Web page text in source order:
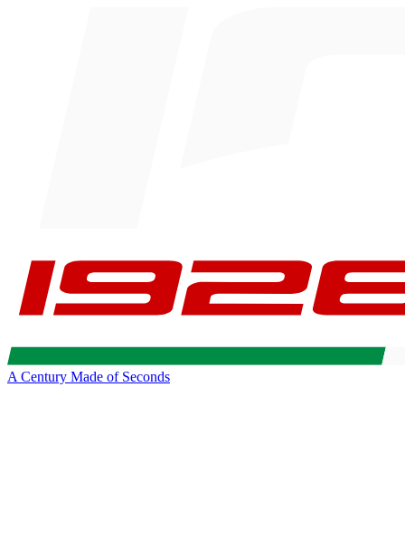
A Century Made of Seconds